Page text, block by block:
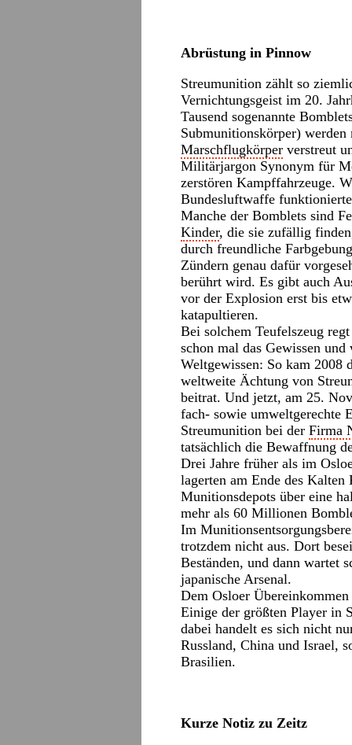
Abrüstung in Pinnow
Streumunition zählt so
Vernichtungsgeist im 20.
Tausend sogenannte
Submunitionskörper)
Marschflugkörper verstreut
Militärjargon Synonym für
zerstören Kampffahrzeuge.
Bundesluftwaffe
Manche der Bomblets sind
Kinder, die sie zufällig
durch freundliche
Zündern genau dafür
berührt wird. Es gibt auch
vor der Explosion erst bis
katapultieren.
Bei solchem Teufelszeug
schon mal das Gewissen
Weltgewissen: So kam 2008
weltweite Ächtung von
beitrat. Und jetzt, am 25.
fach- sowie umweltgerechte
Streumunition bei der Firma
tatsächlich die Bewaffnung
Drei Jahre früher als im
lagerten am Ende des
Munitionsdepots über eine
mehr als 60 Millionen
Im
trotzdem nicht aus. Dort
Beständen, und dann wartet
japanische Arsenal.
Dem Osloer
Einige der größten Player in
dabei handelt es sich nicht
Russland, China und Israel,
Brasilien.
Kurze Notiz zu Zeitz